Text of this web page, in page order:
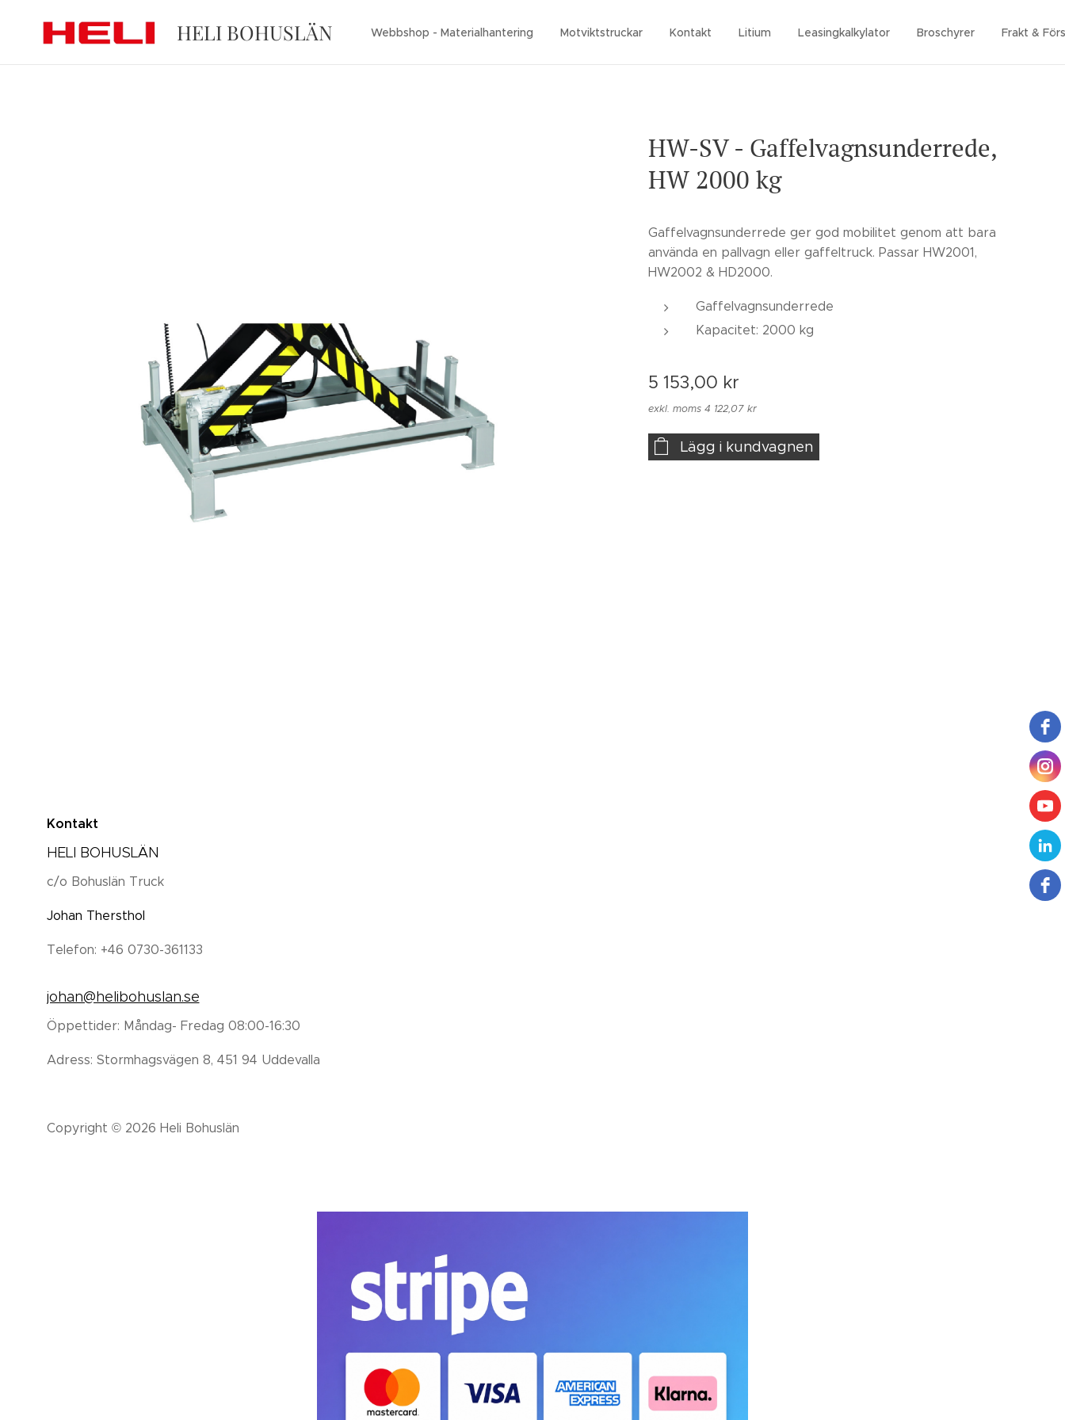
HELI BOHUSLÄN Webbshop - Materialhantering Motviktstruckar Kontakt Litium Leasingkalkylator Broschyrer Frakt &
HW-SV - Gaffelvagnsunderrede,
HW 2000 kg
Gaffelvagnsunderrede ger god mobilitet genom att bara
använda en pallvagn eller gaffeltruck. Passar HW2001,
HW2002 & HD2000.
Gaffelvagnsunderrede
Kapacitet: 2000 kg
5 153,00 kr
exkl. moms 4 122,07 kr
Lägg i kundvagnen
Kontakt
HELI BOHUSLÄN
c/o Bohuslän Truck
Johan Thersthol
Telefon: +46 0730-361133
johan@helibohuslan.se
Öppettider: Måndag- Fredag 08:00-16:30
Adress: Stormhagsvägen 8, 451 94 Uddevalla
Copyright © 2026 Heli Bohuslän